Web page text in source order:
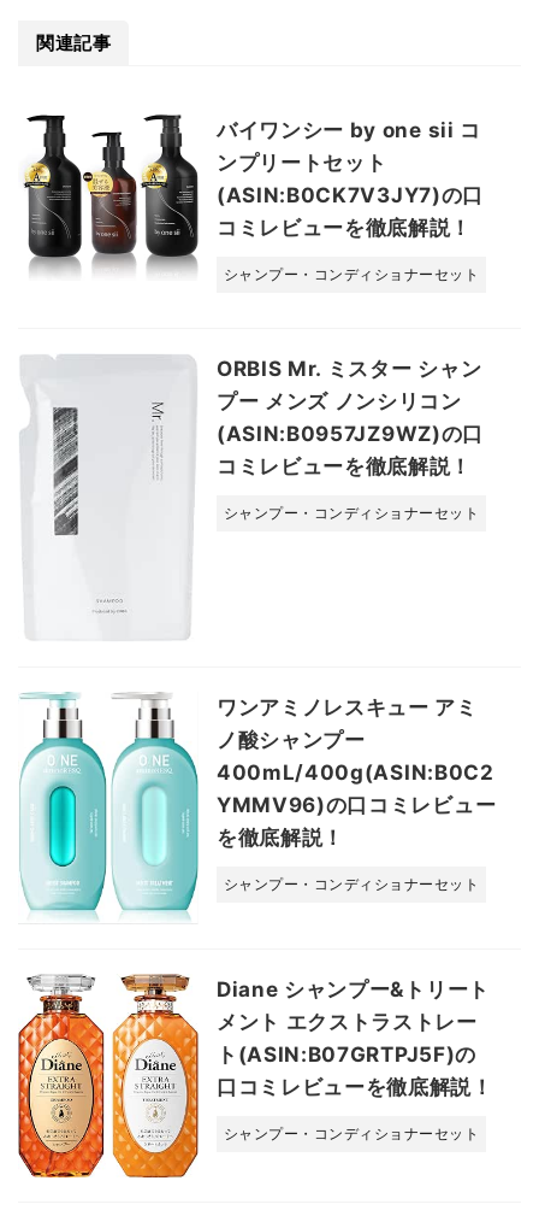
関連記事
バイワンシー by one sii コ
ンプリートセット
(ASIN:B0CK7V3JY7)の口
コミレビューを徹底解説！
シャンプー・コンディショナーセット
ORBIS Mr. ミスター シャン
プー メンズ ノンシリコン
(ASIN:B0957JZ9WZ)の口
コミレビューを徹底解説！
シャンプー・コンディショナーセット
ワンアミノレスキュー アミ
ノ酸シャンプー
400mL/400g(ASIN:B0C2
YMMV96)の口コミレビュー
を徹底解説！
シャンプー・コンディショナーセット
Diane シャンプー&トリート
メント エクストラストレー
ト(ASIN:B07GRTPJ5F)の
口コミレビューを徹底解説！
シャンプー・コンディショナーセット